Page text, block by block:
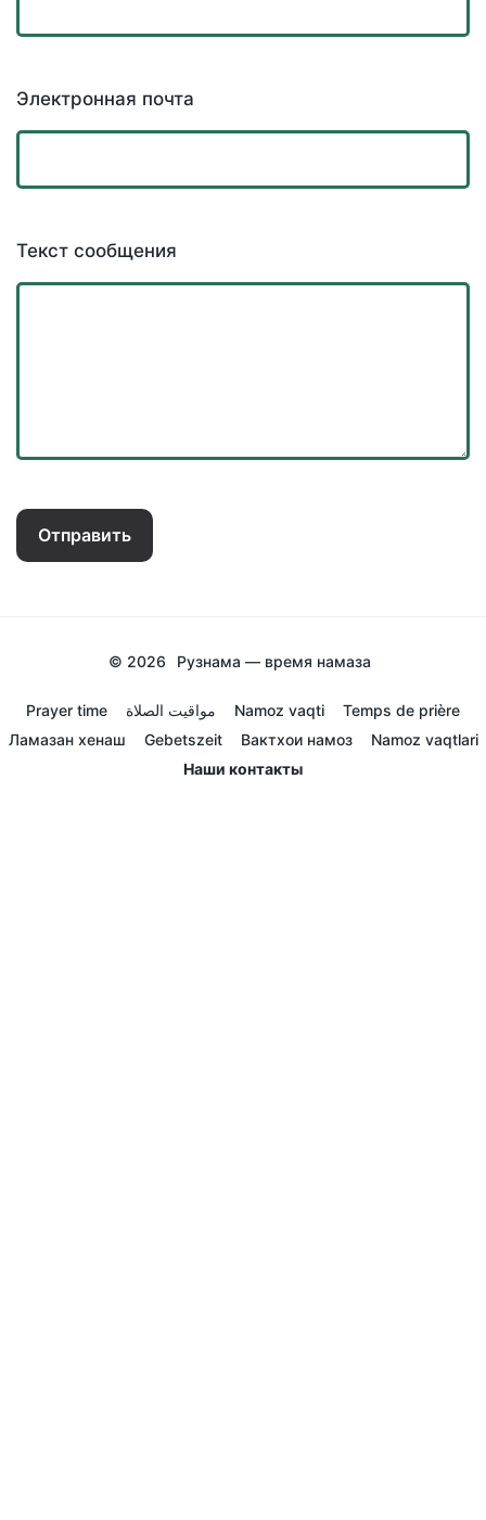
Электронная почта
Текст сообщения
Отправить
© 2026 Рузнама — время намаза
Prayer time مواقيت الصلاة Namoz vaqti
Temps de prière
Ламазан хенаш
Gebetszeit Вактхои намоз
Namoz vaqtlari
Наши контакты